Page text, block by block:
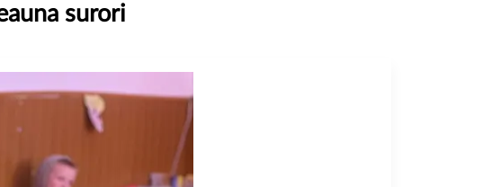
surori